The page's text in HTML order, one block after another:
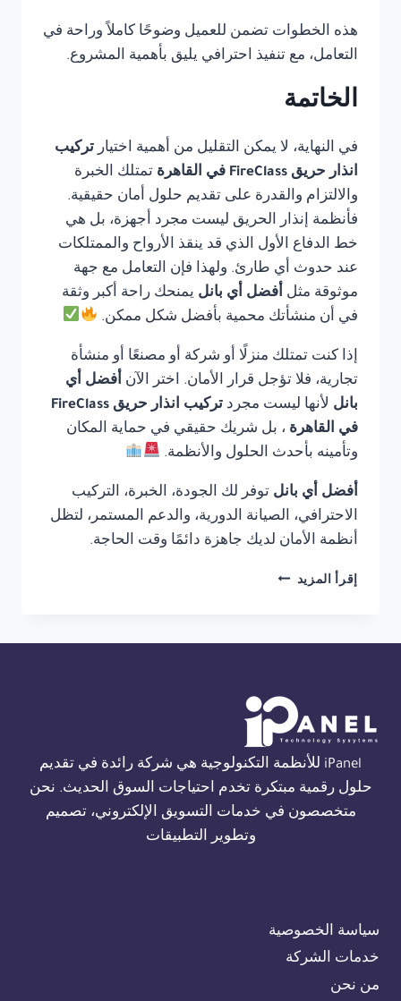
هذه الخطوات تضمن للعميل وضوحًا كاملاً وراحة في
التعامل، مع تنفيذ احترافي يليق بأهمية المشروع.
الخاتمة
في النهاية، لا يمكن التقليل من أهمية اختيار تركيب
انذار حريق FireClass في القاهرة
تمتلك الخبرة
والالتزام والقدرة على تقديم حلول أمان حقيقية.
فأنظمة إنذار الحريق ليست مجرد أجهزة، بل هي
خط الدفاع الأول الذي قد ينقذ الأرواح والممتلكات
عند حدوث أي طارئ. ولهذا فإن التعامل مع جهة
موثوقة مثل أفضل أي بانل يمنحك راحة أكبر وثقة
في أن منشأتك محمية بأفضل شكل ممكن.
إذا كنت تمتلك منزلًا أو شركة أو مصنعًا أو منشأة
تجارية، فلا تؤجل قرار الأمان. اختر الآن أفضل أي
بانل لأنها ليست مجرد
تركيب انذار حريق FireClass
في القاهرة ، بل شريك حقيقي في حماية المكان
وتأمينه بأحدث الحلول والأنظمة.
أفضل أي بانل توفر لك الجودة، الخبرة، التركيب
الاحترافي، الصيانة الدورية، والدعم المستمر، لتظل
أنظمة الأمان لديك جاهزة دائمًا وقت الحاجة.
إقرأ المزيد تركيب
01554305486
iPanel للأنظمة التكنولوجية هي شركة رائدة في تقديم
حلول رقمية مبتكرة تخدم احتياجات السوق الحديث. نحن
متخصصون في خدمات التسويق الإلكتروني، تصميم
وتطوير التطبيقات
سياسة الخصوصية
خدمات الشركة
من نحن